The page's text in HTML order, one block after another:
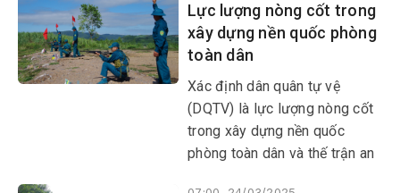
​​​​​​​Lực lượng nòng cốt trong
xây dựng nền quốc phòng
toàn dân
Xác định dân quân tự vệ
(DQTV) là lực lượng nòng cốt
trong xây dựng nền quốc
phòng toàn dân và thế trận an